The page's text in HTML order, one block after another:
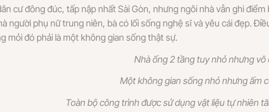
cư đông đúc, tấp nập nhất Sài Gòn, nhưng ngôi nhà vẫn ghi
người phụ nữ trung niên, bà có lối sống nghệ sĩ và yêu cái đẹp.
mỏi đó phải là một không gian sống thật sự.
Nhà ống 2 tầng tuy nhỏ nhưng vô
Một không gian sống nhỏ nhưng ấm
Toàn bộ công trình được sử dụng vật liệu tự nhiên